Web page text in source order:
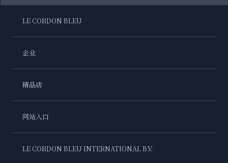
LE CORDON BLEU
企业
精品店
网站入口
LE CORDON BLEU INTERNATIONAL B.V.